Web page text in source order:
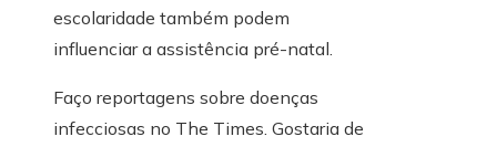
escolaridade também podem
influenciar a assistência pré-natal.
Faço reportagens sobre doenças
infecciosas no The Times. Gostaria de